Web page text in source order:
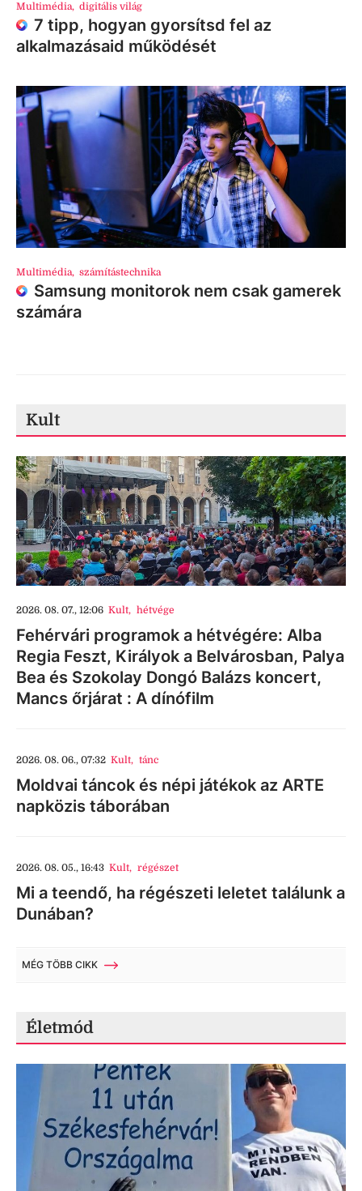
Multimédia, digitális világ
7 tipp, hogyan gyorsítsd fel az
alkalmazásaid működését
Multimédia, számítástechnika
Samsung monitorok nem csak gamerek
számára
Kult
2026. 08. 07., 12:06 Kult, hétvége
Fehérvári programok a hétvégére: Alba
Regia Feszt, Királyok a Belvárosban, Palya
Bea és Szokolay Dongó Balázs koncert,
Mancs őrjárat : A dínófilm
2026. 08. 06., 07:32 Kult, tánc
Moldvai táncok és népi játékok az ARTE
napközis táborában
2026. 08. 05., 16:43 Kult, régészet
Mi a teendő, ha régészeti leletet találunk a
Dunában?
MÉG TÖBB CIKK
Életmód